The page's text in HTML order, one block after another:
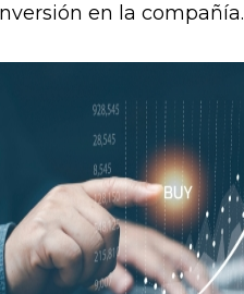
en la compañía.